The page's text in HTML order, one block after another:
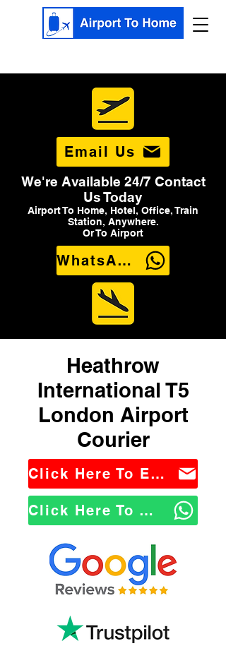
Email Us
We're Available 24/7 Contact
Us Today
Airport To Home, Hotel, Office, Train
Station, Anywhere.
Or To Airport
WhatsApp Us
Heathrow
International T5
London Airport
Courier
Click Here To Email Us
Click Here To WhatsApp Us